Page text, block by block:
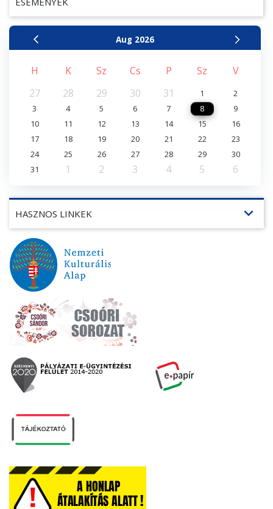
Aug 2026
H K Sz Cs P Sz
V
27
28 29 30 31 1
2
3
4 5 6 7 8
9
10
11 12 13 14 15
16
17
18 19 20 21 22
23
24
25 26 27 28 29
30
31
1 2 3 4 5 6
HASZNOS LINKEK expand_more